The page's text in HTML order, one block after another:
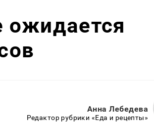
ожидается
Анна Лебедева
Редактор рубрики «Еда и рецепты»